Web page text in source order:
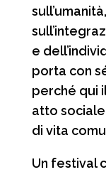
e
porta con
perché qui
atto
di vita
Un festival